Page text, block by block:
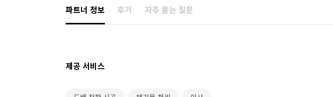
파트너 정보 후기 자주 묻는 질문
제공 서비스